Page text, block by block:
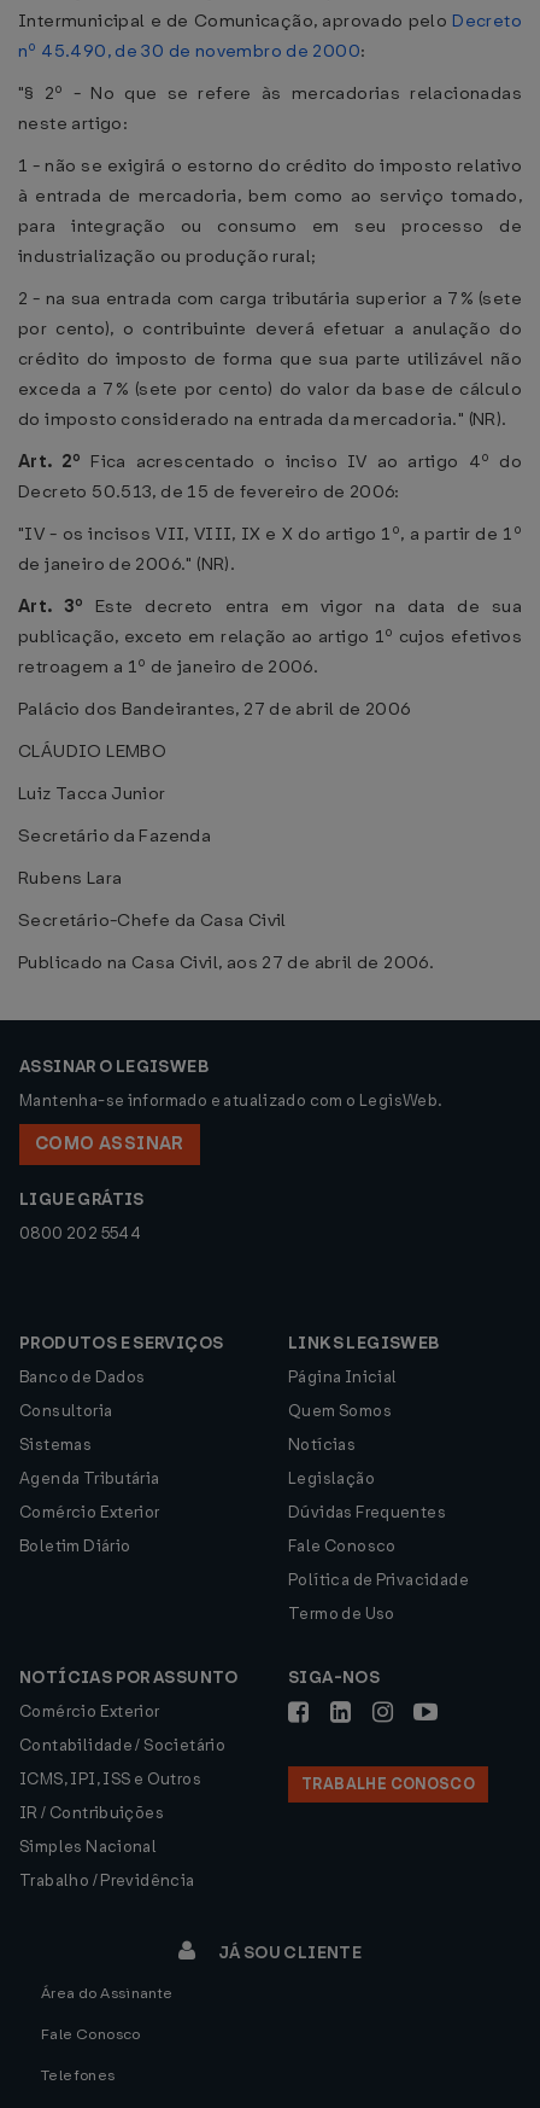
Intermunicipal e de Comunicação, aprovado pelo Decreto
nº 45.490, de 30 de novembro de 2000:
"§ 2º - No que se refere às mercadorias relacionadas
neste artigo:
1 - não se exigirá o estorno do crédito do imposto relativo
à entrada de mercadoria, bem como ao serviço tomado,
para integração ou consumo em seu processo de
industrialização ou produção rural;
2 - na sua entrada com carga tributária superior a 7% (sete
por cento), o contribuinte deverá efetuar a anulação do
crédito do imposto de forma que sua parte utilizável não
exceda a 7% (sete por cento) do valor da base de cálculo
do imposto considerado na entrada da mercadoria." (NR).
Art. 2º Fica acrescentado o inciso IV ao artigo 4º do
Decreto 50.513, de 15 de fevereiro de 2006:
"IV - os incisos VII, VIII, IX e X do artigo 1º, a partir de 1º
de janeiro de 2006." (NR).
Art. 3º Este decreto entra em vigor na data de sua
publicação, exceto em relação ao artigo 1º cujos efetivos
retroagem a 1º de janeiro de 2006.
Palácio dos Bandeirantes, 27 de abril de 2006
CLÁUDIO LEMBO
Luiz Tacca Junior
Secretário da Fazenda
Rubens Lara
Secretário-Chefe da Casa Civil
Publicado na Casa Civil, aos 27 de abril de 2006.
ASSINAR O LEGISWEB
Mantenha-se informado e atualizado com o LegisWeb.
COMO ASSINAR
LIGUE GRÁTIS
0800 202 5544
PRODUTOS E SERVIÇOS
Banco de Dados
Consultoria
Sistemas
Agenda Tributária
Comércio Exterior
Boletim Diário
LINKS LEGISWEB
Página Inicial
Quem Somos
Notícias
Legislação
Dúvidas Frequentes
Fale Conosco
Política de Privacidade
Termo de Uso
NOTÍCIAS POR ASSUNTO
Comércio Exterior
Contabilidade / Societário
ICMS, IPI, ISS e Outros
IR / Contribuições
Simples Nacional
Trabalho / Previdência
SIGA-NOS
TRABALHE CONOSCO
JÁ SOU CLIENTE
Área do Assinante
Fale Conosco
Telefones